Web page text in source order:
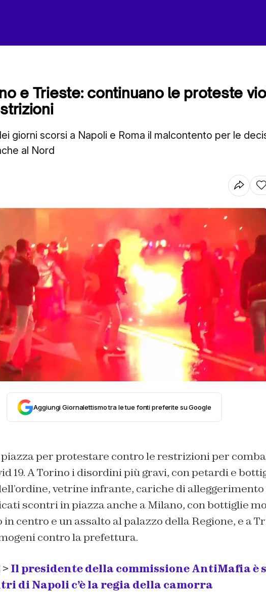
e Trieste: continuano le proteste
giorni scorsi a Napoli e Roma il malcontento per le
al Nord
Aggiungi Giornalettismo tra le tue fonti preferite su Google
per protestare contro le restrizioni per
19. A Torino i disordini più gravi, con petardi e
vetrine infrante, cariche di alleggerimento
scontri in piazza anche a Milano, con bottiglie
centro e un assalto al palazzo della Regione, e a
contro la prefettura.
Il presidente della commissione AntiMafia è
di Napoli c’è la regia della camorra